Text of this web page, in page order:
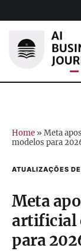
Home » Meta
modelos para
ATUALIZAÇÕES
Meta
artificial
para